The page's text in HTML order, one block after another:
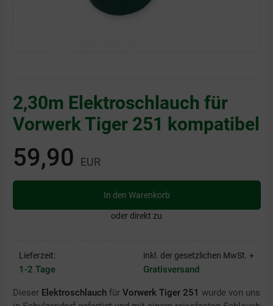
2,30m Elektroschlauch für
Vorwerk Tiger 251 kompatibel
59,90 EUR
In den Warenkorb
oder direkt zu
Lieferzeit:
1-2 Tage
inkl. der gesetzlichen MwSt. +
Gratisversand
Dieser Elektroschlauchfür Vorwerk Tiger 251 wurde von uns